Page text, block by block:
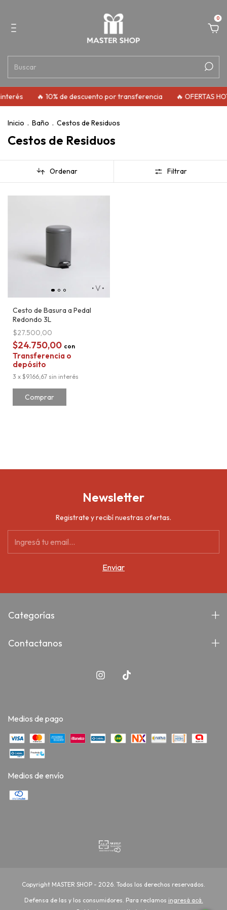
0
🔥 10% de descuento por transferencia 🔥 OFERTAS
Inicio . Baño . Cestos de Residuos
Cestos de Residuos
Ordenar Filtrar
Cesto de Basura a Pedal
Redondo 3L
$27.500,00
$24.750,00 con
Transferencia o
depósito
3 x $9.166,67 sin interés
Newsletter
Registrate y recibí nuestras ofertas.
Categorías
Contactanos
Medios de pago
Medios de envío
Copyright MASTER SHOP - 2026. Todos los derechos reservados.
Defensa de las y los consumidores. Para reclamos ingresá acá.